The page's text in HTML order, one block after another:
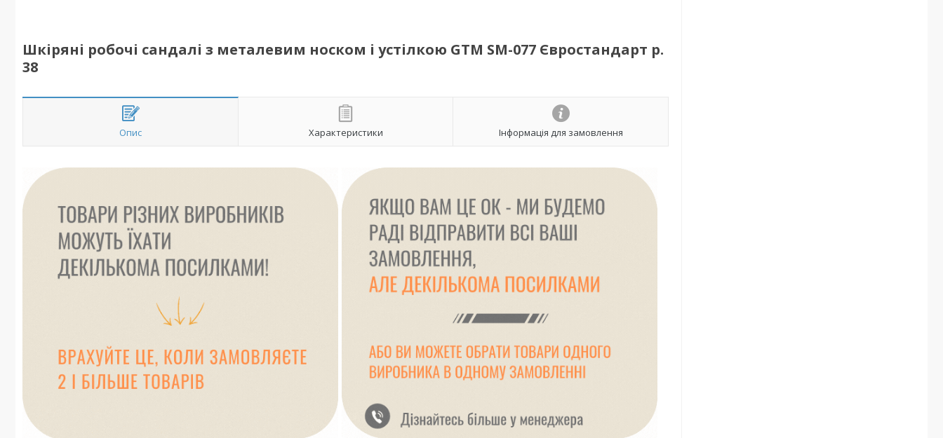
Шкіряні робочі сандалі з металевим носком і устілкою GTM SM-077 Євростандарт р.
38
Опис Характеристики Інформація для замовлення